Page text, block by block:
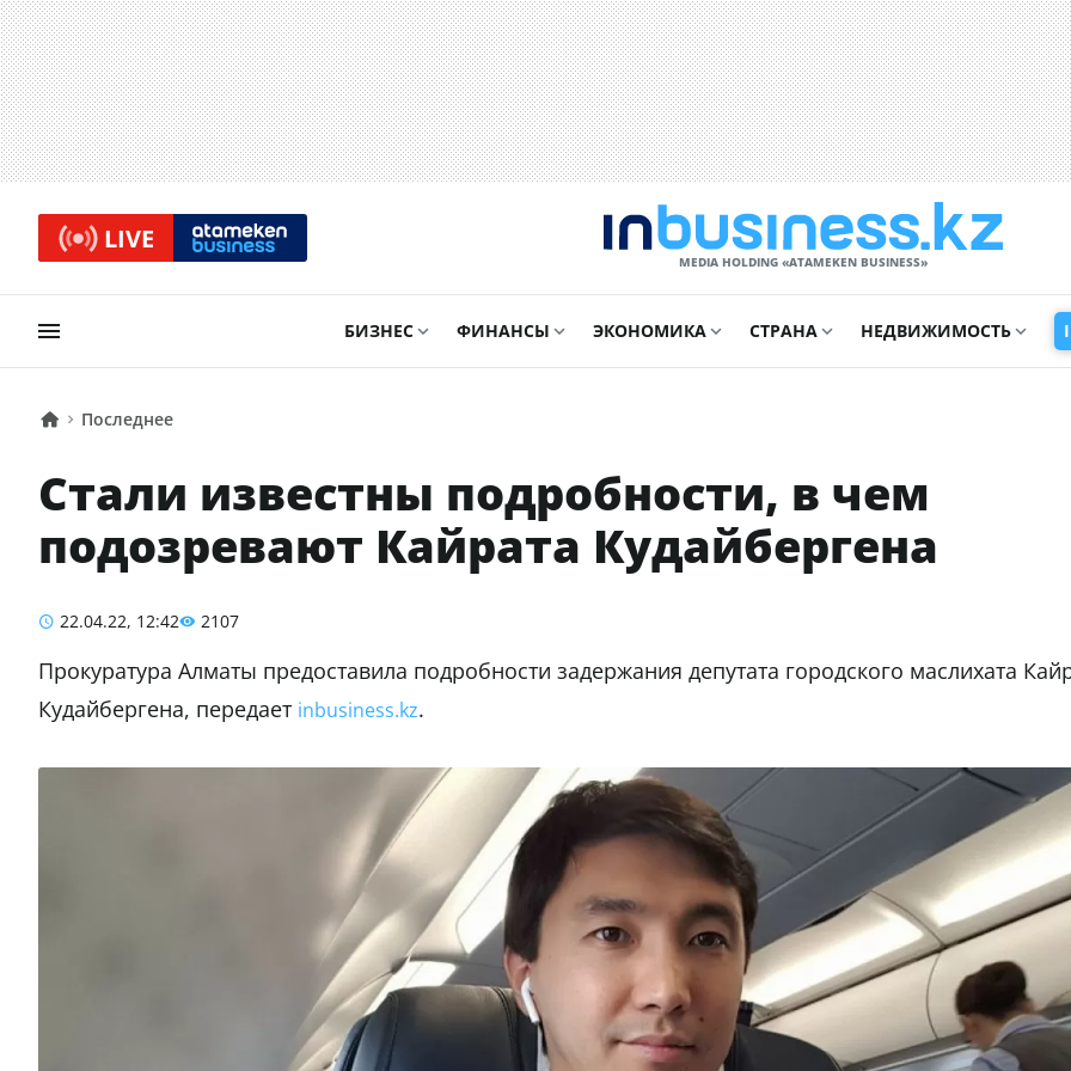
LIVE
MEDIA HOLDING «ATAMEKЕN BUSINESS»
БИЗНЕС ФИНАНСЫ ЭКОНОМИКА СТРАНА НЕДВИЖИМОСТЬ
Последнее
Стали известны подробности, в чем
подозревают Кайрата Кудайбергена
22.04.22, 12:42 2107
Прокуратура Алматы предоставила подробности задержания депутата городского маслихата
Кудайбергена, передает inbusiness.kz.